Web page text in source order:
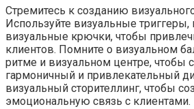
Стремитесь к созданию
Используйте визуальные
визуальные крючки, чтобы
клиентов. Помните о визуальном
ритме и визуальном центре, чтобы
гармоничный и привлекательный
визуальный сторителлинг, чтобы
эмоциональную связь с клиентами.